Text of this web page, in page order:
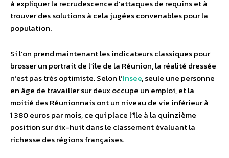
à expliquer la recrudescence d’attaques de requins et à
trouver des solutions à cela jugées convenables pour la
population.
Si l’on prend maintenant les indicateurs classiques pour
brosser un portrait de l’île de la Réunion, la réalité dressée
n’est pas très optimiste. Selon l’Insee, seule une personne
en âge de travailler sur deux occupe un emploi, et la
moitié des Réunionnais ont un niveau de vie inférieur à
1 380 euros par mois, ce qui place l’île à la quinzième
position sur dix-huit dans le classement évaluant la
richesse des régions françaises.